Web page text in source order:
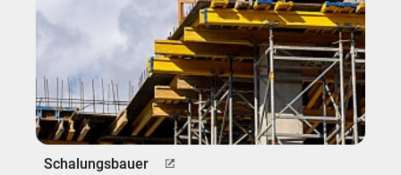
Schalungsbauer